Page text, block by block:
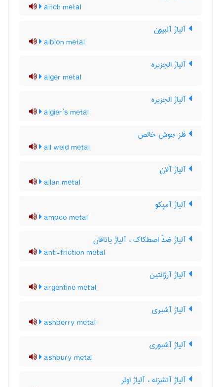
aitch metal
آلیاژ آلبیون
albion metal
آلیاژ الجزیره
alger metal
آلیاژ الجزیره
algier’s metal
فلز جوش خالص
all weld metal
آلیاژ آلان
allan metal
آلیاژ آمپکو
ampco metal
آلیاژ ضدّ اصطکاک ، آلیاژ یاتاقان
anti-friction metal
آلیاژ آرژانتین
argentine metal
آلیاژ آشبری
ashberry metal
آلیاژ آشبوری
ashbury metal
آلیاژ آتشزنه ، آلیاژ اوئر